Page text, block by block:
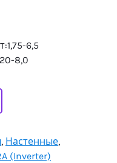
6,5
8,0
, Настенные,
(Inverter)